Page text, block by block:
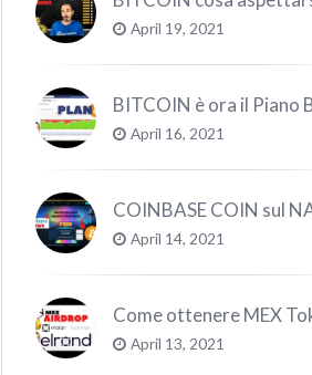
April 19, 2021
April 16, 2021
April 14, 2021
April 13, 2021